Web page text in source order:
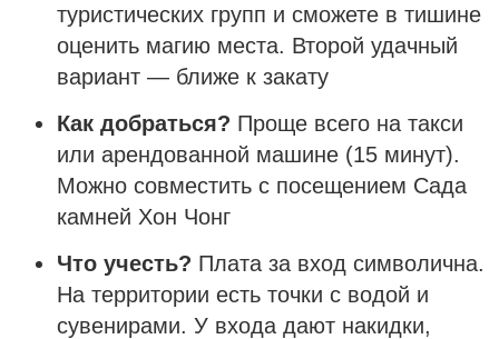
туристических групп и сможете в тишине
оценить магию места. Второй удачный
вариант — ближе к закату
Как добраться? Проще всего на такси
или арендованной машине (15 минут).
Можно совместить с посещением Сада
камней Хон Чонг
Что учесть? Плата за вход символична.
На территории есть точки с водой и
сувенирами. У входа дают накидки,